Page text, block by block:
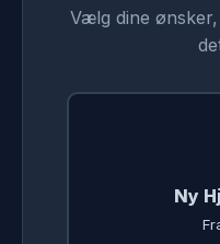
Vælg dine
Ny